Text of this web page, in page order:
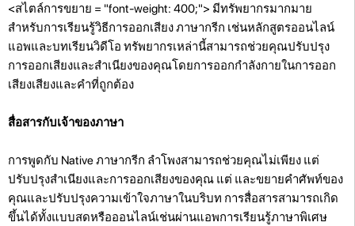
<สไตล์การขยาย = "font-weight: 400;"> มีทรัพยากรมากมาย
สำหรับการเรียนรู้วิธีการออกเสียง ภาษากรีก เช่นหลักสูตรออนไลน์
แอพและบทเรียนวิดีโอ ทรัพยากรเหล่านี้สามารถช่วยคุณปรับปรุง
การออกเสียงและสำเนียงของคุณโดยการออกกำลังกายในการออก
เสียงเสียงและคำที่ถูกต้อง
สื่อสารกับเจ้าของภาษา
การพูดกับ Native ภาษากรีก ลำโพงสามารถช่วยคุณไม่เพียง แต่
ปรับปรุงสำเนียงและการออกเสียงของคุณ แต่ และขยายคำศัพท์ของ
คุณและปรับปรุงความเข้าใจภาษาในบริบท การสื่อสารสามารถเกิด
ขึ้นได้ทั้งแบบสดหรือออนไลน์เช่นผ่านแอพการเรียนรู้ภาษาพิเศษ